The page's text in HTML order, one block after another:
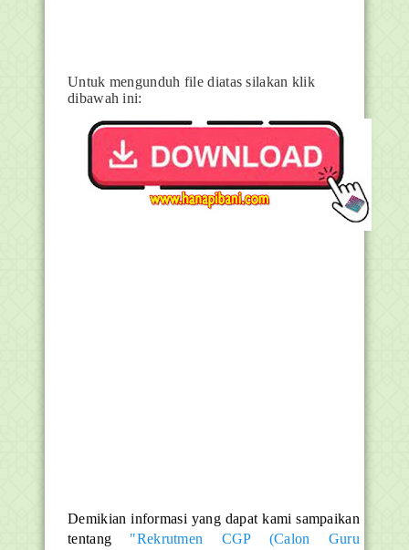
Untuk mengunduh file diatas silakan klik
dibawah ini:
Demikian informasi yang dapat kami sampaikan
tentang
"Rekrutmen CGP (Calon Guru